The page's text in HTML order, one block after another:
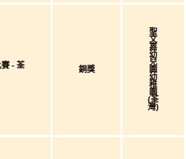
- 荃 銅獎
聖
文
嘉
幼
兒
園
幼
稚
園
(荃
灣)